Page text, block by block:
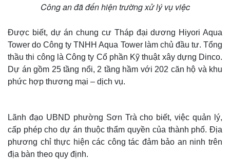
Công an đã đến hiện trường xử lý vụ việc
Được biết, dự án chung cư Tháp đại dương Hiyori Aqua
Tower do Công ty TNHH Aqua Tower làm chủ đầu tư. Tổng
thầu thi công là Công ty Cổ phần Kỹ thuật xây dựng Dinco.
Dự án gồm 25 tầng nổi, 2 tầng hầm với 202 căn hộ và khu
phức hợp thương mại – dịch vụ.
Lãnh đạo UBND phường Sơn Trà cho biết, việc quản lý,
cấp phép cho dự án thuộc thẩm quyền của thành phố. Địa
phương chỉ thực hiện các công tác đảm bảo an ninh trên
địa bàn theo quy định.